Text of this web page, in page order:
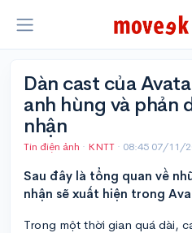
Dàn cast của
anh hùng và phản
nhận
Tin điện ảnh · KNTT · 08:45 07/11/
Sau đây là tổng quan về
nhận sẽ xuất hiện trong
Trong một thời gian quá dài,